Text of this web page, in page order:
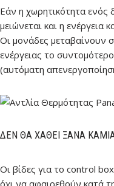
Εάν η χωρητικότητα ενός
μειώνεται και η ενέργεια
Οι μονάδες μεταβαίνουν
ενέργειας το
(αυτόματη
ΔΕΝ ΘΑ ΧΑΘΕΊ ΞΑΝΆ
Οι βίδες για το control
όχι να αφαιρεθούν κατά